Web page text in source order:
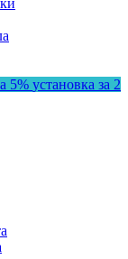
5% установка за 2